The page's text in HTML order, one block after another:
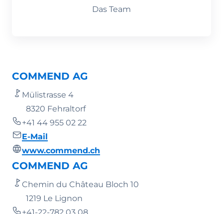
Das Team
COMMEND AG
Mülistrasse 4
8320 Fehraltorf
+41 44 955 02 22
E-Mail
www.commend.ch
COMMEND AG
Chemin du Château Bloch 10
1219 Le Lignon